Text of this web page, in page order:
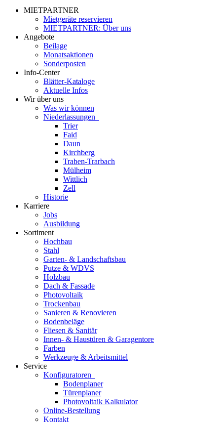
MIETPARTNER
Mietgeräte reservieren
MIETPARTNER: Über uns
Angebote
Beilage
Monatsaktionen
Sonderposten
Info-Center
Blätter-Kataloge
Aktuelle Infos
Wir über uns
Was wir können
Niederlassungen
Trier
Faid
Daun
Kirchberg
Traben-Trarbach
Mülheim
Wittlich
Zell
Historie
Karriere
Jobs
Ausbildung
Sortiment
Hochbau
Stahl
Garten- & Landschaftsbau
Putze & WDVS
Holzbau
Dach & Fassade
Photovoltaik
Trockenbau
Sanieren & Renovieren
Bodenbeläge
Fliesen & Sanitär
Innen- & Haustüren & Garagentore
Farben
Werkzeuge & Arbeitsmittel
Service
Konfiguratoren
Bodenplaner
Türenplaner
Photovoltaik Kalkulator
Online-Bestellung
Kontakt